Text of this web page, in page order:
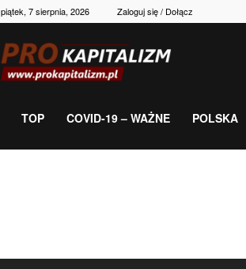
piątek, 7 sierpnia, 2026 Zaloguj się / Dołącz
gospodarka,
TOP COVID-19 – WAŻNE POLSKA